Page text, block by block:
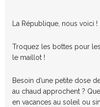
La République, nous voici !
Troquez les bottes pour
le maillot !
Besoin d’une petite dose
au chaud approchent ?
en vacances au soleil ou